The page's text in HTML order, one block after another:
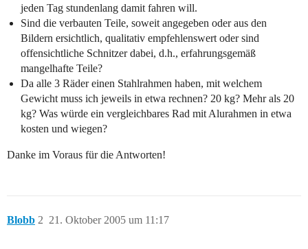
jeden Tag stundenlang damit fahren will.
Sind die verbauten Teile, soweit angegeben oder aus den
Bildern ersichtlich, qualitativ empfehlenswert oder sind
offensichtliche Schnitzer dabei, d.h., erfahrungsgemäß
mangelhafte Teile?
Da alle 3 Räder einen Stahlrahmen haben, mit welchem
Gewicht muss ich jeweils in etwa rechnen? 20 kg? Mehr als 20
kg? Was würde ein vergleichbares Rad mit Alurahmen in etwa
kosten und wiegen?
Danke im Voraus für die Antworten!
Blobb 21. Oktober 2005 um 11:17
2